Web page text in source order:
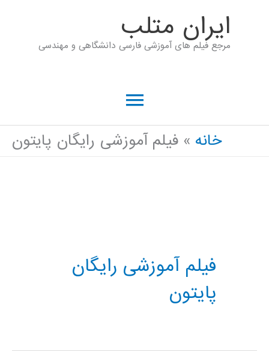
ايران متلب
مرجع فیلم های آموزشی فارسی دانشگاهی و مهندسی
فهرست
اصلی
خانه فیلم آموزشی رایگان پایتون
فیلم آموزشی رایگان
پایتون